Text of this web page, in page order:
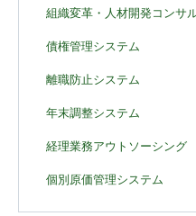
組織変革・人材開発コンサ
債権管理システム
離職防止システム
年末調整システム
経理業務アウトソーシング
個別原価管理システム